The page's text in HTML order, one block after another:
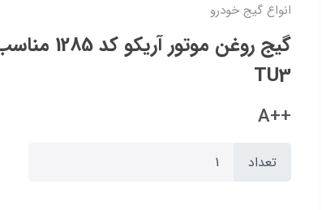
انواع گیج خودرو
TU3
++A
تعداد